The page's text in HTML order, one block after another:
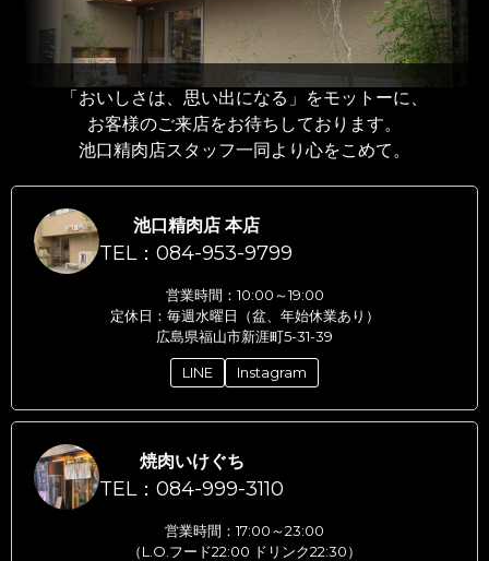
「おいしさは、思い出になる」をモットーに、
お客様のご来店をお待ちしております。
池口精肉店スタッフ一同より心をこめて。
池口精肉店 本店
TEL：084-953-9799
営業時間：10:00～19:00
定休日：毎週水曜日（盆、年始休業あり）
広島県福山市新涯町5-31-39
LINE Instagram
焼肉いけぐち
TEL：084-999-3110
営業時間：17:00～23:00
（L.O.フード22:00 ドリンク22:30）